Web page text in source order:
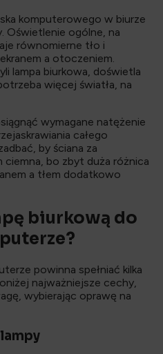
komputerowego w biurze
Oświetlenie ogólne, na
równomierne tło i
a otoczeniem.
lampa biurkowa, doświetla
więcej światła, na
wymagane natężenie
całego
by ściana za
ciemna, bo zbyt duża różnica
a tłem dodatkowo
biurkową do
powinna spełniać kilka
najważniejsze cechy,
wybierając oprawę na